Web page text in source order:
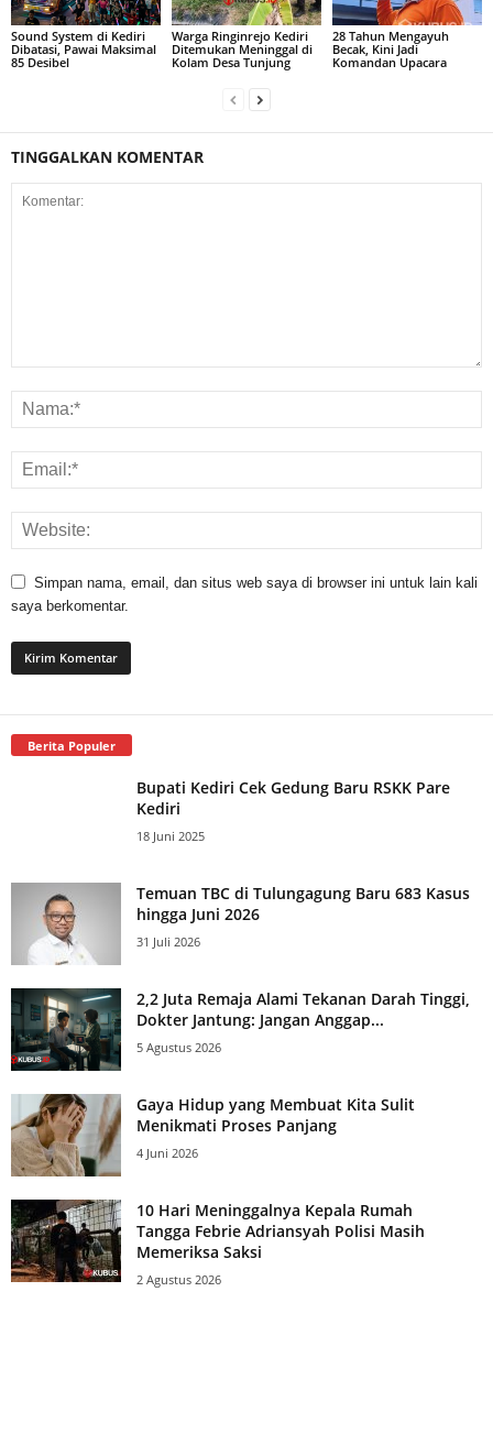
Sound System di Kediri
Dibatasi, Pawai Maksimal
85 Desibel
Warga Ringinrejo Kediri
Ditemukan Meninggal di
Kolam Desa Tunjung
28 Tahun Mengayuh
Becak, Kini Jadi
Komandan Upacara
TINGGALKAN KOMENTAR
Simpan nama, email, dan situs web saya di browser ini untuk lain kali
saya berkomentar.
Berita Populer
Bupati Kediri Cek Gedung Baru RSKK Pare
Kediri
18 Juni 2025
Temuan TBC di Tulungagung Baru 683 Kasus
hingga Juni 2026
31 Juli 2026
2,2 Juta Remaja Alami Tekanan Darah Tinggi,
Dokter Jantung: Jangan Anggap...
5 Agustus 2026
Gaya Hidup yang Membuat Kita Sulit
Menikmati Proses Panjang
4 Juni 2026
10 Hari Meninggalnya Kepala Rumah
Tangga Febrie Adriansyah Polisi Masih
Memeriksa Saksi
2 Agustus 2026